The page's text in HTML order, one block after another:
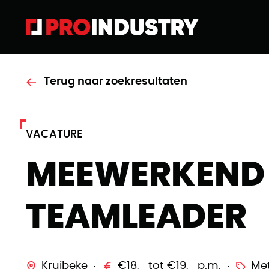
Terug naar zoekresultaten
VACATURE
MEEWERKEND
TEAMLEADER
Kruibeke €18,- tot €19,- p.m.